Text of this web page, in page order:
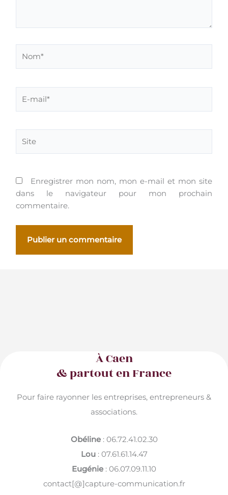
mail*
Enregistrer mon nom, mon e-mail et mon site
dans le navigateur pour mon prochain
commentaire.
À Caen
& partout en France
Pour faire rayonner les entreprises, entrepreneurs &
associations.
Obéline: 06.72.41.02.30
Lou: 07.61.61.14.47
Eugénie : 06.07.09.11.10
contact[@]capture-communication.fr